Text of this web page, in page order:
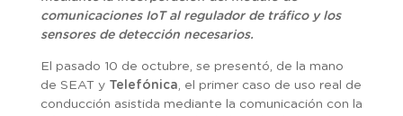
comunicaciones IoT al regulador de tráfico y los
sensores de detección necesarios.
El pasado 10 de octubre, se presentó, de la mano
de SEAT y Telefónica, el primer caso de uso real de
conducción asistida mediante la comunicación con la